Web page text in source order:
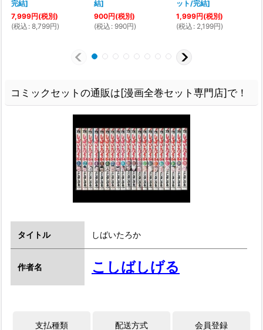
完結]
7,999円(税別)
(税込 : 8,799円)
結]
900円(税別)
(税込 : 990円)
ット/完結]
1,999円(税別)
(税込 : 2,199円)
コミックセットの通販は[漫画全巻セット専門店]で！
タイトル しばいたろか
作者名 こしばしげる